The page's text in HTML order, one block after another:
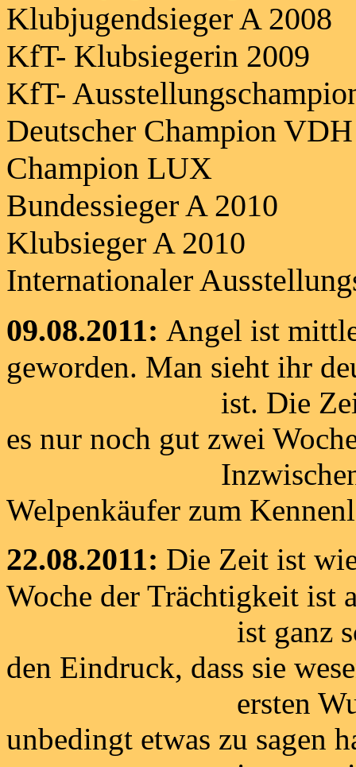
Klubjugendsieger A 2008
KfT- Klubsiegerin 2009
KfT-
Deutscher Champion
Champion LUX
Bundessieger A 2010
Klubsieger A 2010
Internationaler
09.08.2011: Angel ist
geworden. Man sieht ihr
ist. Die Zeit
es nur noch gut zwei
Inzwischen waren
Welpenkäufer zum
22.08.2011: Die Zeit ist
Woche der Trächtigkeit ist
ist ganz schön
den Eindruck, dass sie
ersten Wurf. Das
unbedingt etwas zu sagen